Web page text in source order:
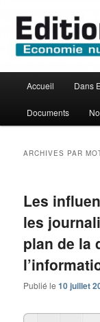
contenu
principal
contenu
secondaire
Edition
principal
Accueil Dans
Documents
ARCHIVES PAR
Les
les
plan de la
Publié le10 juillet